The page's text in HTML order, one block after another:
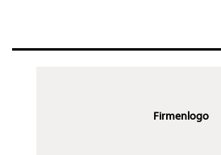
Firmenlogo